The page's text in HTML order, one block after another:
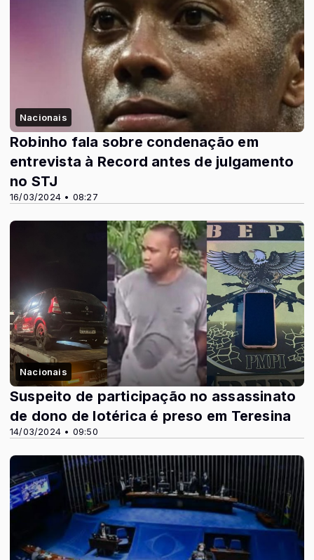
Nacionais
16/03/2024 • 08:27
Robinho fala sobre condenação em
entrevista à Record antes de julgamento
no STJ
Nacionais
14/03/2024 • 09:50
Suspeito de participação no assassinato
de dono de lotérica é preso em Teresina